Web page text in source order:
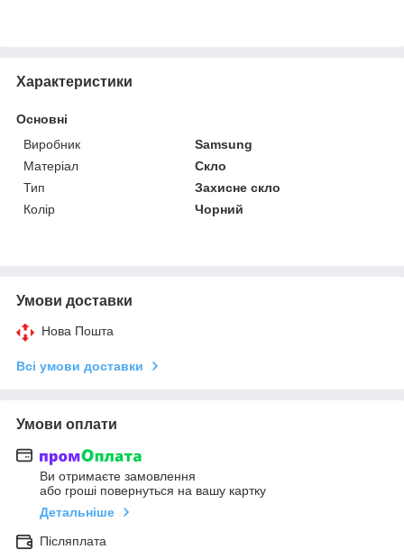
Характеристики
Основні
Виробник
Samsung
Матеріал
Скло
Тип
Захисне скло
Колір
Чорний
Умови доставки
Нова Пошта
Всі умови доставки
Умови оплати
Ви отримаєте замовлення
або гроші повернуться на вашу картку
Детальніше
Післяплата